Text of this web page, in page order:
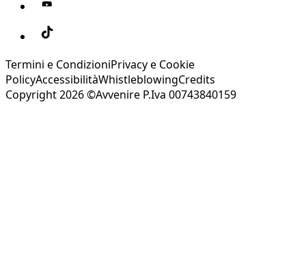
Termini e CondizioniPrivacy e Cookie
PolicyAccessibilitàWhistleblowingCredits
Copyright 2026 ©Avvenire P.Iva 00743840159